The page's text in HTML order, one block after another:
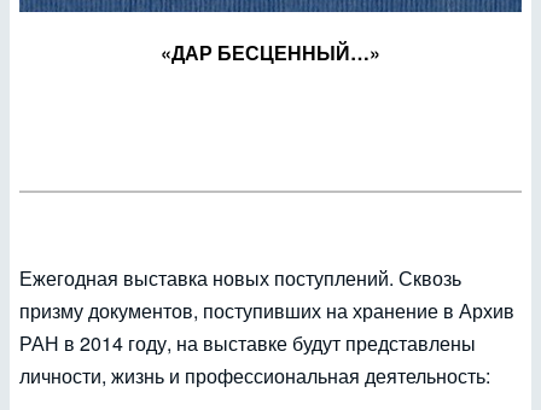
«ДАР БЕСЦЕННЫЙ…»
Ежегодная выставка новых поступлений. Сквозь
призму документов, поступивших на хранение в Архив
РАН в 2014 году, на выставке будут представлены
личности, жизнь и профессиональная деятельность: